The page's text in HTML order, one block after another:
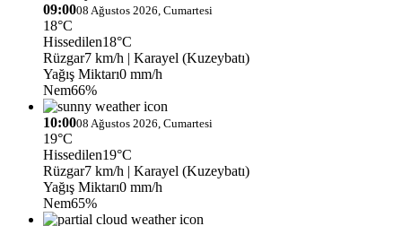
09:0008 Ağustos 2026, Cumartesi
18°C
Hissedilen18°C
Rüzgar7 km/h | Karayel (Kuzeybatı)
Yağış Miktarı0 mm/h
Nem66%
10:0008 Ağustos 2026, Cumartesi
19°C
Hissedilen19°C
Rüzgar7 km/h | Karayel (Kuzeybatı)
Yağış Miktarı0 mm/h
Nem65%